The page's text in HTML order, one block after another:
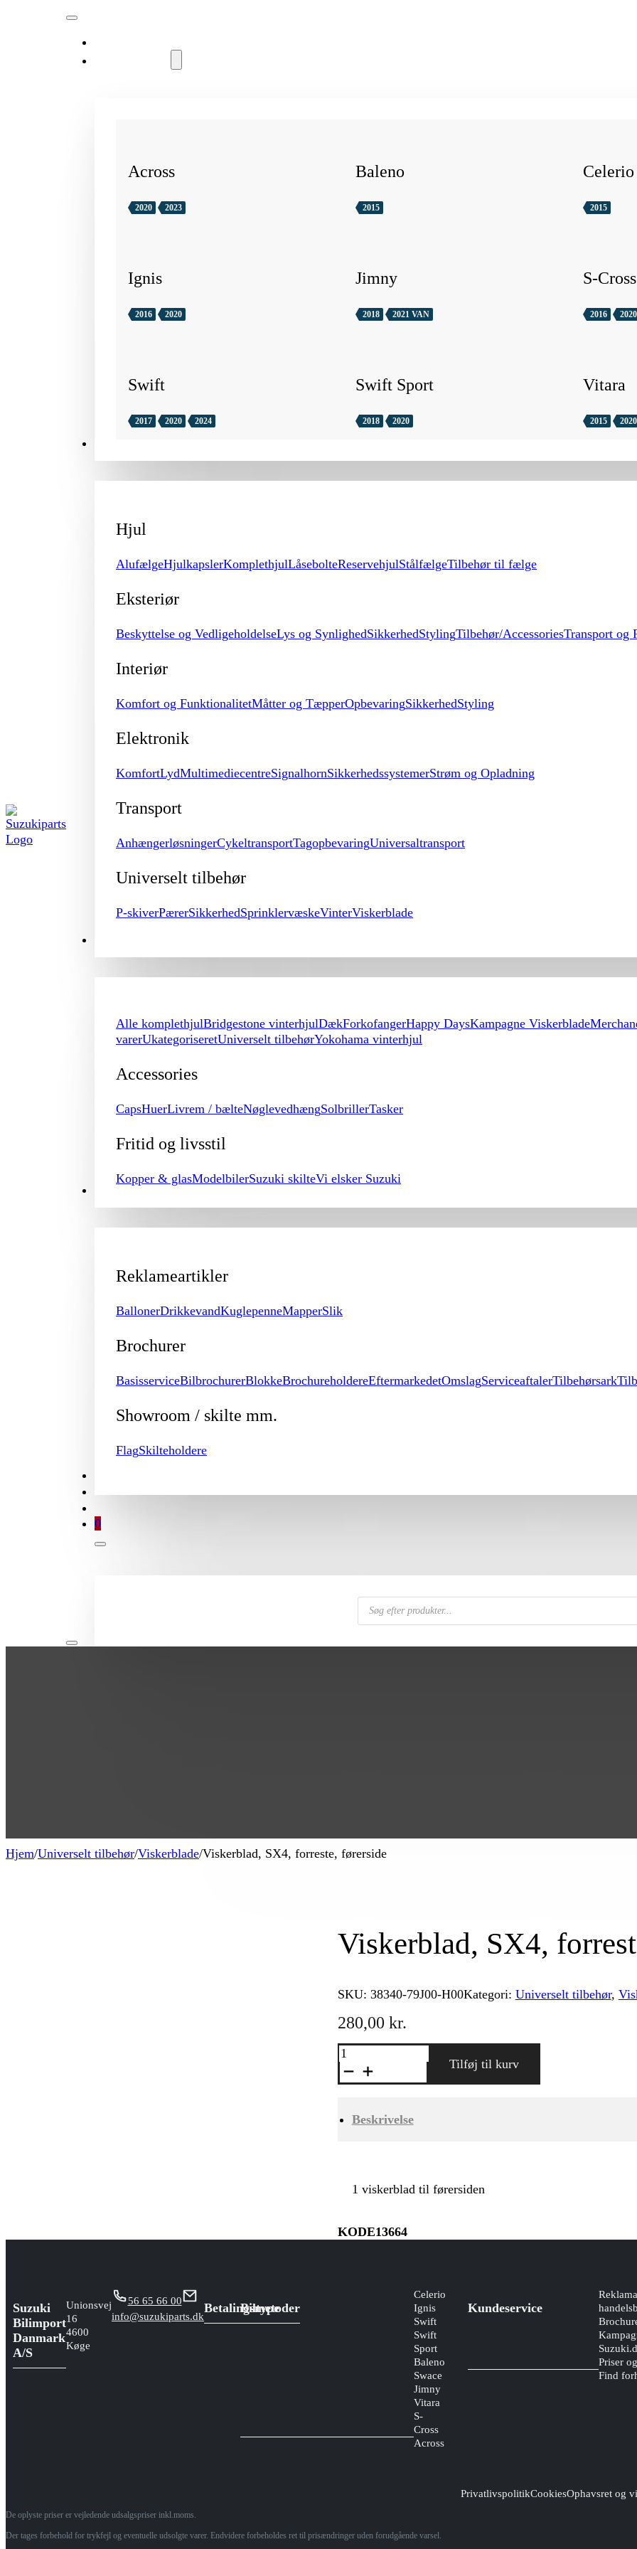
Across
2020 2023
Baleno
2015
Celerio
2015
Ignis
2016 2020
Jimny
2018 2021 VAN
S-Cross
2016 2020
Swift
2017 2020 2024
Swift Sport
2018 2020
Vitara
2015 2020
Hjul
AlufælgeHjulkapslerKomplethjulLåsebolteReservehjulStålfælgeTilbehør til fælge
Eksteriør
Beskyttelse og VedligeholdelseLys og SynlighedSikkerhedStylingTilbehør/AccessoriesTransport og
Interiør
Komfort og FunktionalitetMåtter og TæpperOpbevaringSikkerhedStyling
Elektronik
KomfortLydMultimediecentreSignalhornSikkerhedssystemerStrøm og Opladning
Transport
AnhængerløsningerCykeltransportTagopbevaringUniversaltransport
Universelt tilbehør
P-skiverPærerSikkerhedSprinklervæskeVinterViskerblade
Alle komplethjulBridgestone vinterhjulDækForkofangerHappy DaysKampagne Viskerblade
varerUkategoriseretUniverselt tilbehørYokohama vinterhjul
Accessories
CapsHuerLivrem / bælteNøglevedhængSolbrillerTasker
Fritid og livsstil
Kopper & glasModelbilerSuzuki skilteVi elsker Suzuki
PROMOTION
Reklameartikler
BallonerDrikkevandKuglepenneMapperSlik
Brochurer
BasisserviceBilbrochurerBlokkeBrochureholdereEftermarkedetOmslagServiceaftalerTilbehørsark
Showroom / skilte mm.
FlagSkilteholdere
0
Products
search
Hjem/Universelt tilbehør/Viskerblade/Viskerblad, SX4, forreste, førerside
Viskerblad, SX4,
SKU: 38340-79J00-H00Kategori: Universelt tilbehør,
280,00 kr.
Viskerblad,
SX4,
forreste,
førerside
Tilføj til kurv
Beskrivelse
1 viskerblad til førersiden
KODE13664
Suzuki
Bilimport
Danmark
A/S
Unionsvej
16
4600
Køge
56 65 66 00
info@suzukiparts.dk
Betalingsmetoder
Biltype
Celerio
Ignis
Swift
Swift
Sport
Baleno
Swace
Jimny
Vitara
S-
Cross
Across
Kundeservice
Priser
Find
De oplyste priser er vejledende udsalgspriser inkl.moms.
Der tages forbehold for trykfejl og eventuelle udsolgte varer. Endvidere forbeholdes ret til prisændringer uden forudgående varsel.
PrivatlivspolitikCookiesOphavsret og